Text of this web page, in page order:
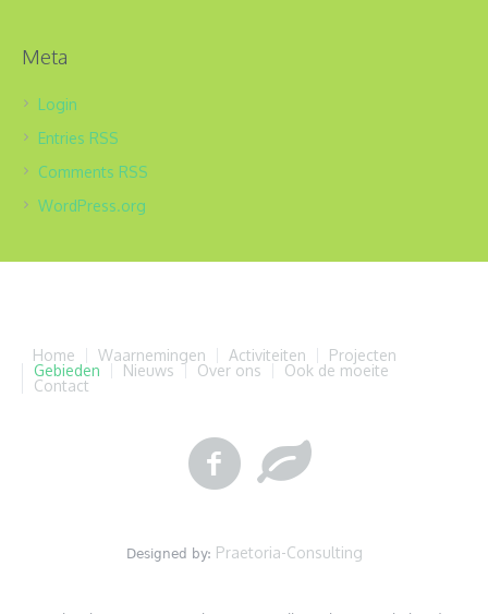
Meta
Login
Entries RSS
Comments RSS
WordPress.org
Home Waarnemingen Activiteiten
Projecten
Gebieden
Nieuws Over ons
Ook de moeite
Contact
Designed by: Praetoria-Consulting